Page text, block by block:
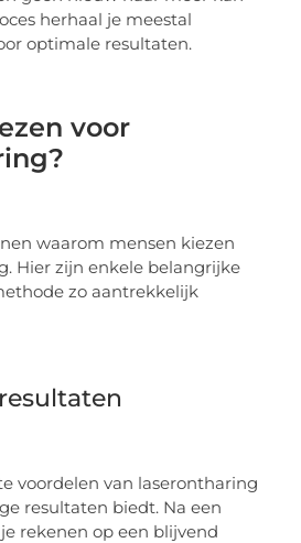
herhaal je meestal
optimale resultaten.
voor
waarom mensen kiezen
Hier zijn enkele belangrijke
zo aantrekkelijk
voordelen van laserontharing
resultaten biedt. Na een
rekenen op een blijvend